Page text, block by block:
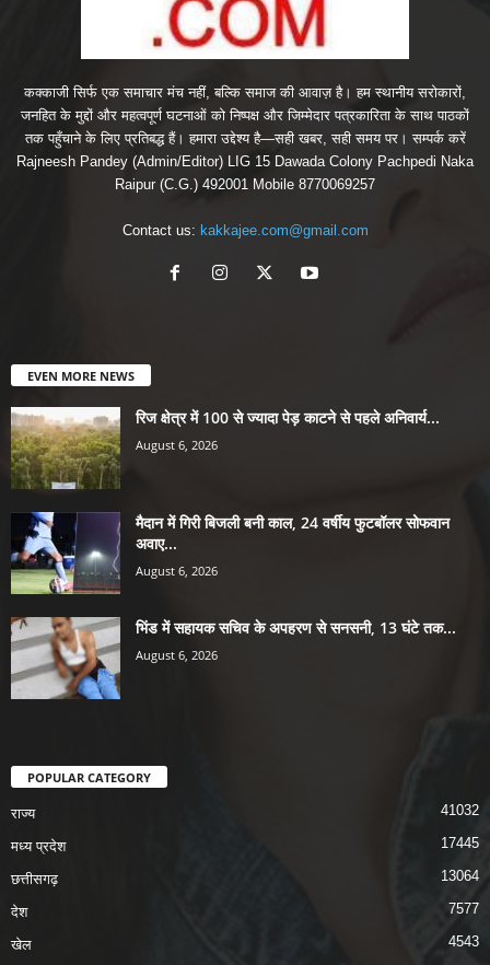
कक्काजी सिर्फ एक समाचार मंच नहीं, बल्कि समाज की आवाज़ है। हम स्थानीय सरोकारों,
जनहित के मुद्दों और महत्वपूर्ण घटनाओं को निष्पक्ष और जिम्मेदार पत्रकारिता के साथ पाठकों
तक पहुँचाने के लिए प्रतिबद्ध हैं। हमारा उद्देश्य है—सही खबर, सही समय पर। सम्पर्क करें
Rajneesh Pandey (Admin/Editor) LIG 15 Dawada Colony Pachpedi Naka
Raipur (C.G.) 492001 Mobile 8770069257
Contact us: kakkajee.com@gmail.com
EVEN MORE NEWS
रिज क्षेत्र में 100 से ज्यादा पेड़ काटने से पहले अनिवार्य...
August 6, 2026
मैदान में गिरी बिजली बनी काल, 24 वर्षीय फुटबॉलर सोफवान
अवाए...
August 6, 2026
भिंड में सहायक सचिव के अपहरण से सनसनी, 13 घंटे तक...
August 6, 2026
POPULAR CATEGORY
राज्य 41032
मध्य प्रदेश 17445
छत्तीसगढ़ 13064
देश 7577
खेल 4543